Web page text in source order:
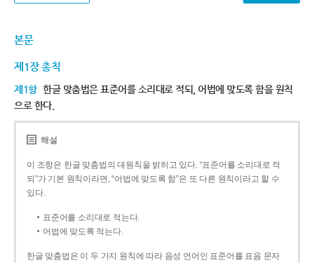
본문
제1장 총칙
제1항 한글 맞춤법은 표준어를 소리대로 적되, 어법에 맞도록 함을 원칙
으로 한다.
해설
이 조항은 한글 맞춤법의 대원칙을 밝히고 있다. “표준어를 소리대로 적
되”가 기본 원칙이라면, “어법에 맞도록 함”은 또 다른 원칙이라고 할 수
있다.
표준어를 소리대로 적는다.
어법에 맞도록 적는다.
한글 맞춤법은 이 두 가지 원칙에 따라 음성 언어인 표준어를 표음 문자